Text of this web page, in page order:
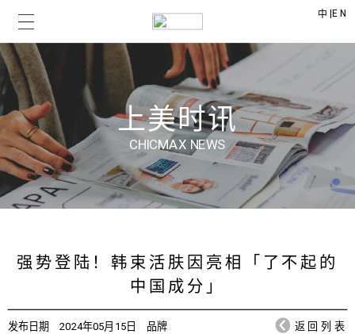
中 |EN
上美时讯
CHICMAX NEWS
强势登陆！韩束活肤因亮相「了不起的
中国成分」
发布日期 2024年05月15日 品牌 返回列表